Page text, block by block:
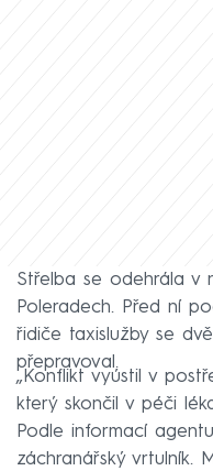
Střelba se odehrála v
Poleradech. Před ní
řidiče taxislužby se
přepravoval.
„Konflikt vyústil v
který skončil v péči
Podle informací
záchranářský vrtulník.